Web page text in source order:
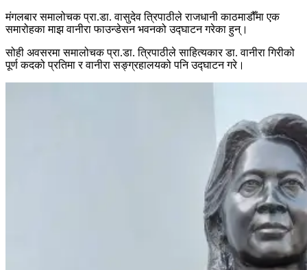
मंगलबार समालोचक प्रा.डा. वासुदेव त्रिपाठीले राजधानी काठमाडौँमा एक
समारोहका माझ वानीरा फाउन्डेसन भवनको उद्घाटन गरेका हुन्।
सोही अवसरमा समालोचक प्रा.डा. त्रिपाठीले साहित्यकार डा. वानीरा गिरीको
पूर्ण कदको प्रतिमा र वानीरा सङ्ग्रहालयको पनि उद्घाटन गरे।